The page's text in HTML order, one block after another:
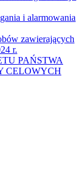
i alarmowania
zawierających
r.
PAŃSTWA
CELOWYCH